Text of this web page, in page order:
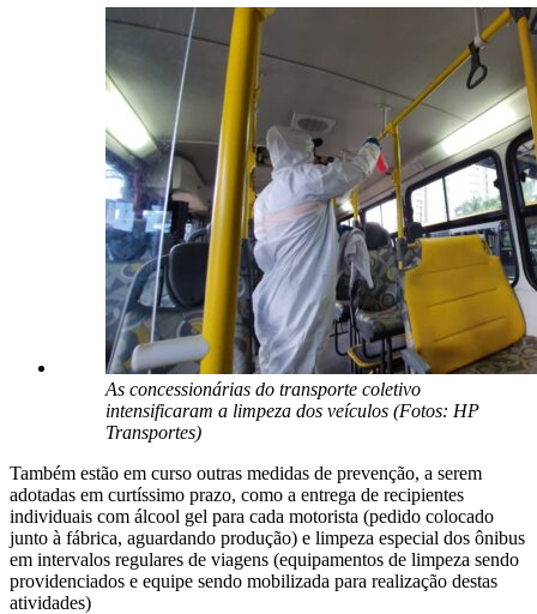
As concessionárias do transporte coletivo
intensificaram a limpeza dos veículos (Fotos: HP
Transportes)
Também estão em curso outras medidas de prevenção, a serem
adotadas em curtíssimo prazo, como a entrega de recipientes
individuais com álcool gel para cada motorista (pedido colocado
junto à fábrica, aguardando produção) e limpeza especial dos ônibus
em intervalos regulares de viagens (equipamentos de limpeza sendo
providenciados e equipe sendo mobilizada para realização destas
atividades)